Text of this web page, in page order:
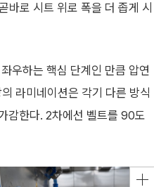
바로 시트 위로 폭을 더 좁게 시
우하는 핵심 단계인 만큼 압연
라미네이션은 각기 다른 방식
감한다. 2차에선 벨트를 90도